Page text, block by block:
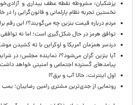
پزشکیان: مشروطه نقطه عطف بیداری و
نخستین تجربه نظام پارلمانی و قانون‌گرایی را در
مردم درباره قیمت بنزین چه می‌گویند؟/ این رقم
توافق هرمز در حال شکل‌گیری است؛ اما نه
دردسر همزمان آمریکا و اوکراین با ته کشیدن
آیا بنزین گران می‌شود؟/ نماینده مجلس: در
پیامدهای گسترده اجتماعی و امنیتی خواهد داشت
اول اینترنت، حالا آب و برق؟!
رونمایی از جدی‌ترین مشتری رامین رضاییان؛